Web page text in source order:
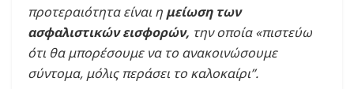
προτεραιότητα είναι η μείωση των
ασφαλιστικών εισφορών, την οποία «πιστεύω
ότι θα μπορέσουμε να το ανακοινώσουμε
σύντομα, μόλις περάσει το καλοκαίρι”.